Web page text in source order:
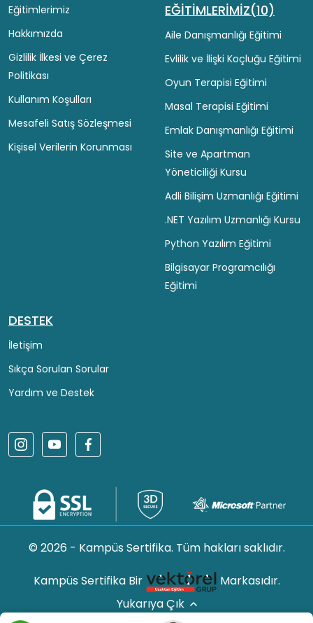
Eğitimlerimiz
Hakkımızda
Gizlilik İlkesi ve Çerez
Politikası
Kullanım Koşulları
Mesafeli Satış Sözleşmesi
Kişisel Verilerin Korunması
EĞİTİMLERİMİZ(10)
Aile Danışmanlığı Eğitimi
Evlilik ve İlişki Koçluğu Eğitimi
Oyun Terapisi Eğitimi
Masal Terapisi Eğitimi
Emlak Danışmanlığı Eğitimi
Site ve Apartman
Yöneticiliği Kursu
Adli Bilişim Uzmanlığı Eğitimi
.NET Yazılım Uzmanlığı Kursu
Python Yazılım Eğitimi
Bilgisayar Programcılığı
Eğitimi
DESTEK
İletişim
Sıkça Sorulan Sorular
Yardım ve Destek
© 2026 - Kampüs Sertifika. Tüm hakları saklıdır.
Kampüs Sertifika Bir
Markasıdır.
Yukarıya Çık